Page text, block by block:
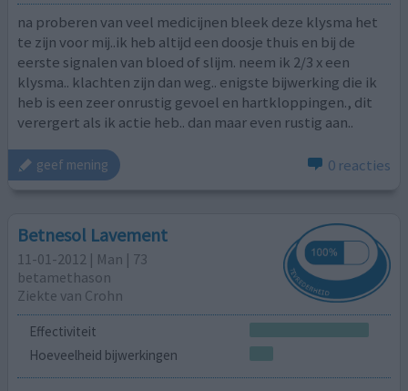
na proberen van veel medicijnen bleek deze klysma het
te zijn voor mij..ik heb altijd een doosje thuis en bij de
eerste signalen van bloed of slijm. neem ik 2/3 x een
klysma.. klachten zijn dan weg.. enigste bijwerking die ik
heb is een zeer onrustig gevoel en hartkloppingen., dit
verergert als ik actie heb.. dan maar even rustig aan..
geef mening 0 reacties
Betnesol Lavement
11-01-2012 | Man | 73
betamethason
Ziekte van Crohn
Effectiviteit
Hoeveelheid bijwerkingen